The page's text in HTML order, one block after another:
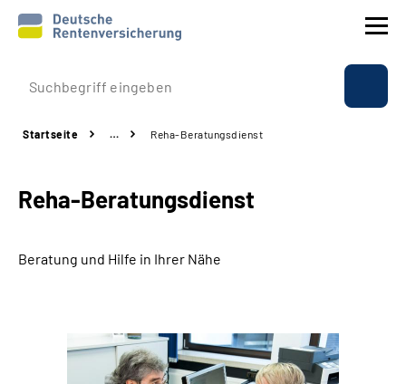
Prävention
Rente
Beratung & Kontakt
Über uns & Presse
Startseite … Reha-Beratungsdienst
Reha-Beratungsdienst
Beratung und Hilfe in Ihrer Nähe